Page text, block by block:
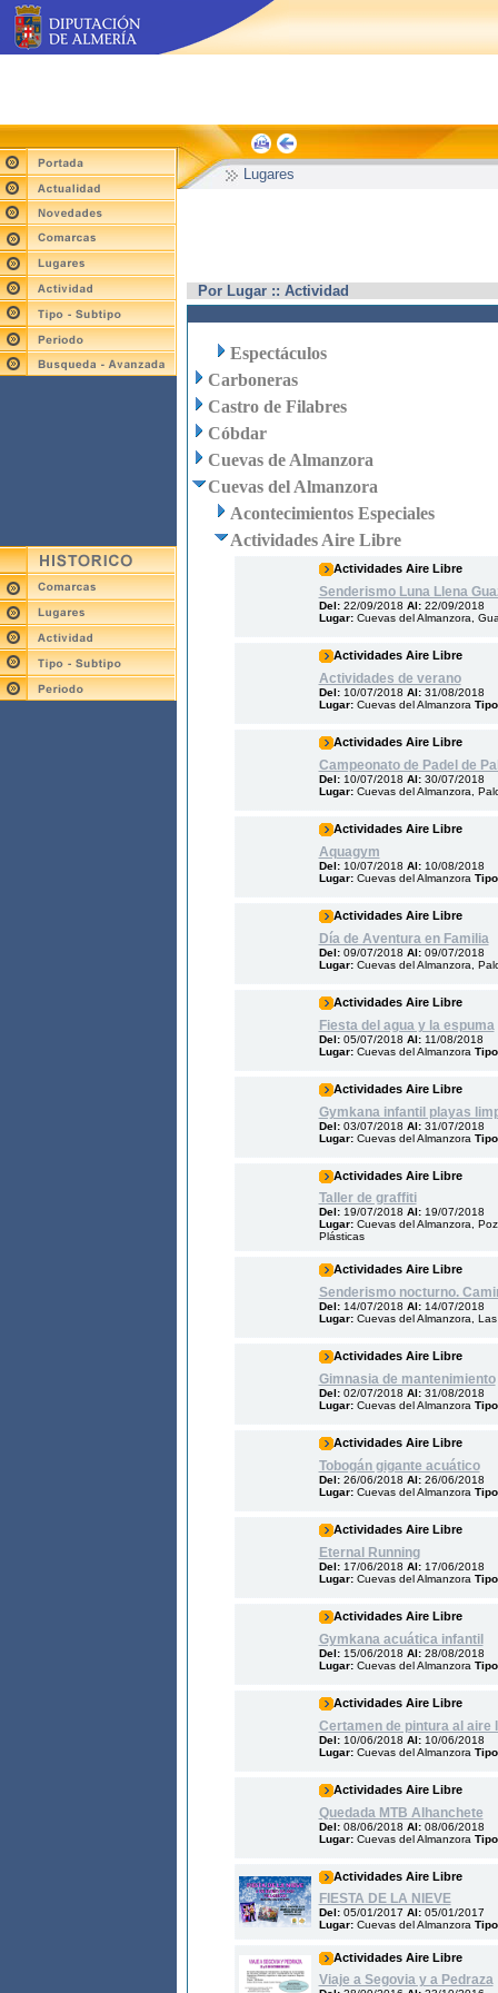
Lugares
Por Lugar :: Actividad
Espectáculos
Carboneras
Castro de Filabres
Cóbdar
Cuevas de Almanzora
Cuevas del Almanzora
Acontecimientos Especiales
Actividades Aire Libre
Actividades Aire Libre
Senderismo Luna Llena
Del: 22/09/2018 Al: 22/09/2018
Lugar: Cuevas del Almanzora,
Actividades Aire Libre
Actividades de verano
Del: 10/07/2018 Al: 31/08/2018
Lugar: Cuevas del Almanzora
Actividades Aire Libre
Campeonato de Padel de
Del: 10/07/2018 Al: 30/07/2018
Lugar: Cuevas del Almanzora,
Actividades Aire Libre
Aquagym
Del: 10/07/2018 Al: 10/08/2018
Lugar: Cuevas del Almanzora
Actividades Aire Libre
Día de Aventura en Familia
Del: 09/07/2018 Al: 09/07/2018
Lugar: Cuevas del Almanzora,
Actividades Aire Libre
Fiesta del agua y la espuma
Del: 05/07/2018 Al: 11/08/2018
Lugar: Cuevas del Almanzora
Actividades Aire Libre
Gymkana infantil playas
Del: 03/07/2018 Al: 31/07/2018
Lugar: Cuevas del Almanzora
Actividades Aire Libre
Taller de graffiti
Del: 19/07/2018 Al: 19/07/2018
Lugar: Cuevas del Almanzora,
Plásticas
Actividades Aire Libre
Senderismo nocturno.
Del: 14/07/2018 Al: 14/07/2018
Lugar: Cuevas del Almanzora,
Actividades Aire Libre
Gimnasia de mantenimiento
Del: 02/07/2018 Al: 31/08/2018
Lugar: Cuevas del Almanzora
Actividades Aire Libre
Tobogán gigante acuático
Del: 26/06/2018 Al: 26/06/2018
Lugar: Cuevas del Almanzora
Actividades Aire Libre
Eternal Running
Del: 17/06/2018 Al: 17/06/2018
Lugar: Cuevas del Almanzora
Actividades Aire Libre
Gymkana acuática infantil
Del: 15/06/2018 Al: 28/08/2018
Lugar: Cuevas del Almanzora
Actividades Aire Libre
Certamen de pintura al aire
Del: 10/06/2018 Al: 10/06/2018
Lugar: Cuevas del Almanzora
Actividades Aire Libre
Quedada MTB Alhanchete
Del: 08/06/2018 Al: 08/06/2018
Lugar: Cuevas del Almanzora
Actividades Aire Libre
FIESTA DE LA NIEVE
Del: 05/01/2017 Al: 05/01/2017
Lugar: Cuevas del Almanzora
Actividades Aire Libre
Viaje a Segovia y a Pedraza